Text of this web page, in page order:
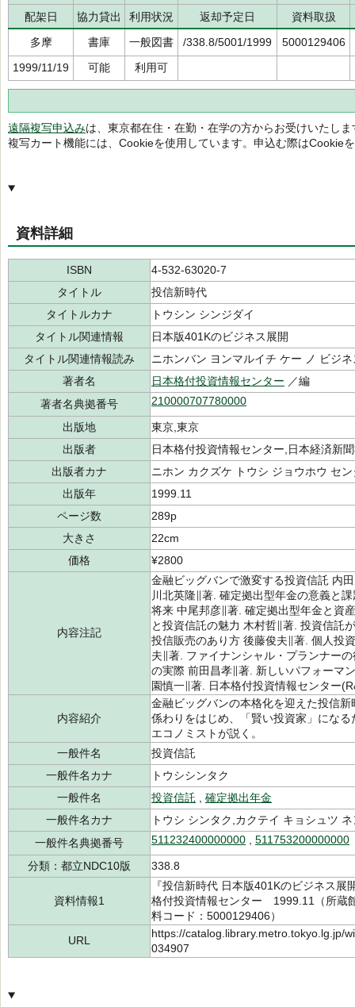
配架日
協力貸出 利用状況 返却予定日
資料取扱
多摩
書庫 一般図書 /338.8/5001/1999
5000129406
1999/11/19
可能 利用可
遠隔複写申込みは、東京都在住・在勤・在学の方からお受けいたしま
複写カート機能には、Cookieを使用しています。申込む際はCookie
資料詳細
ISBN
4-532-63020-7
タイトル
投信新時代
タイトルカナ
トウシン シンジダイ
タイトル関連情報
日本版401Kのビジネス展開
タイトル関連情報読み
ニホンバン ヨンマルイチ ケー ノ ビジ
著者名
日本格付投資情報センター ／編
著者名典拠番号
210000707780000
出版地
東京,東京
出版者
日本格付投資情報センター,日本経済新
出版者カナ
ニホン カクズケ トウシ ジョウホウ セン
出版年
1999.11
ページ数
289p
大きさ
22cm
価格
¥2800
内容注記
金融ビッグバンで激変する投資信託 内
川北英隆∥著. 確定拠出型年金の意義と
将来 中尾邦彦∥著. 確定拠出型年金と資
と投資信託の魅力 木村哲∥著. 投資信託
投信販売のあり方 後藤俊夫∥著. 個人投
夫∥著. ファイナンシャル・プランナー
の実際 前田昌孝∥著. 新しいパフォーマ
園慎一∥著. 日本格付投資情報センター
内容紹介
金融ビッグバンの本格化を迎えた投信
係わりをはじめ、「賢い投資家」にな
エコノミストが説く。
一般件名
投資信託
一般件名カナ
トウシシンタク
一般件名
投資信託
確定拠出年金
一般件名カナ
トウシ シンタク,カクテイ キョシュツ
一般件名典拠番号
511232400000000 511753200000000
分類：都立NDC10版 338.8
資料情報1
『投信新時代 日本版401Kのビジネス
格付投資情報センター 1999.11（所
料コード：5000129406）
URL
https://catalog.library.metro.tokyo.lg.jp/
034907